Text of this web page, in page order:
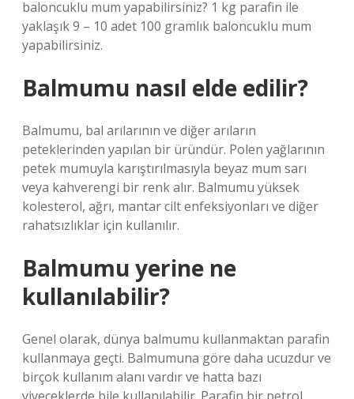
baloncuklu mum yapabilirsiniz? 1 kg parafin ile
yaklaşık 9 – 10 adet 100 gramlık baloncuklu mum
yapabilirsiniz.
Balmumu nasıl elde edilir?
Balmumu, bal arılarının ve diğer arıların
peteklerinden yapılan bir üründür. Polen yağlarının
petek mumuyla karıştırılmasıyla beyaz mum sarı
veya kahverengi bir renk alır. Balmumu yüksek
kolesterol, ağrı, mantar cilt enfeksiyonları ve diğer
rahatsızlıklar için kullanılır.
Balmumu yerine ne
kullanılabilir?
Genel olarak, dünya balmumu kullanmaktan parafin
kullanmaya geçti. Balmumuna göre daha ucuzdur ve
birçok kullanım alanı vardır ve hatta bazı